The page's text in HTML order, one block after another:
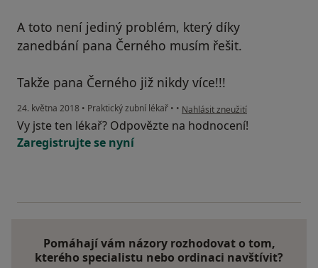
A toto není jediný problém, který díky
zanedbání pana Černého musím řešit.
Takže pana Černého již nikdy více!!!
24. května 2018 • Praktický zubní lékař • • podle názoru uživatele Váš účet
Nahlásit zneužití
Vy jste ten lékař? Odpovězte na hodnocení!
Zaregistrujte se nyní
Pomáhají vám názory rozhodovat o tom,
kterého specialistu nebo ordinaci navštívit?